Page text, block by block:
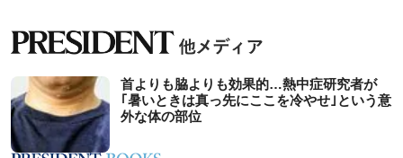
首よりも脇よりも効果的…熱中症研究者が
｢暑いときは真っ先にここを冷やせ｣という意
外な体の部位